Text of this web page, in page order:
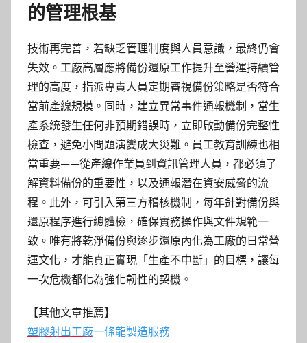
的管理根基
技術再完善，若缺乏管理制度與人員意識，最終仍會
失效。工廠高層應將備份還原工作提升至營運持續管
理的高度，指派專責人員定期審視備份策略是否符合
當前產線規模。同時，建立異常事件通報機制，當生
產系統發生任何非預期錯誤時，立即啟動備份完整性
檢查，避免小問題演變成大災難。員工教育訓練也相
當重要——從產線作業員到資訊管理人員，都必須了
解資料備份的重要性，以及通報潛在資安威脅的流
程。此外，可引入第三方稽核機制，每年針對備份與
還原程序進行總體檢，確保實務操作與文件規範一
致。唯有將乾淨備份與逐步還原內化為工廠的日常營
運文化，才能真正實現「生產不中斷」的目標，讓每
一次危機都化為強化韌性的契機。
【其他文章推薦】
塑膠射出工廠一條龍製造服務